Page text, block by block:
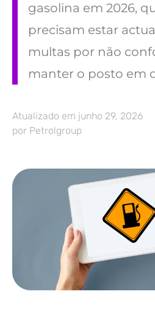
gasolina em 2026,
precisam estar
multas por não
manter o posto em
Atualizado em junho 29, 2026
por Petrolgroup